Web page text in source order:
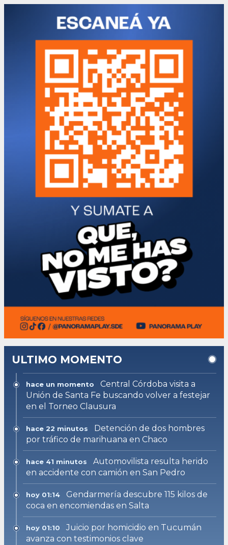
ULTIMO MOMENTO
hace un momento
Central Córdoba visita a
Unión de Santa Fe buscando volver a festejar
en el Torneo Clausura
hace 22 minutos
Detención de dos hombres
por tráfico de marihuana en Chaco
hace 41 minutos
Automovilista resulta herido
en accidente con camión en San Pedro
hoy 01:14
Gendarmería descubre 115 kilos de
coca en encomiendas en Salta
hoy 01:10
Juicio por homicidio en Tucumán
avanza con testimonios clave